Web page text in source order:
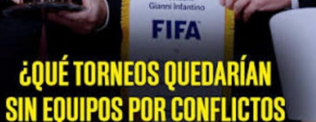
VER SIGUIENTE
Lautaro Martínez marcó un gol, EL INTER GANÓ y es
PUNTERO de la SERIE A
NO TE PIERDAS
MOURINHO HABLA de su relación con PEP GUARDIOLA:
“Hay cosas que la gente no ve”